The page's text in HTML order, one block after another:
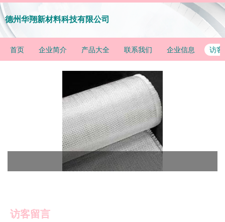
德州华翔新材料科技有限公司
首页 企业简介 产品大全 联系我们 企业信息 访客
访客留言